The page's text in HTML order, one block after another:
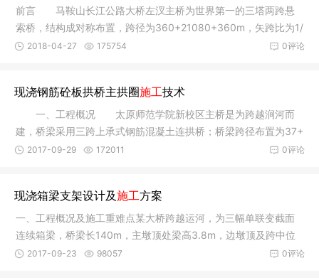
前言 马鞍山长江公路大桥左汊主桥为世界第一的三塔两跨悬
索桥，结构成对称布置，跨径为360+21080+360m，矢跨比为1/
9，主缆长3
0评论
2018-04-27 175754
现浇钢筋砼板拱桥主拱圈施工技术
一、工程概况 太原师范学院新校区主桥是为跨越涧河而
建，桥梁采用三跨上承式钢筋混凝土连拱桥；桥梁跨径布置为37+
56+37m，
0评论
2017-09-29 172011
现浇箱梁支架设计及施工方案
一、工程概况及施工重难点某大桥跨越运河，为三幅单联变截面
连续箱梁，桥梁长140m，主墩顶处梁高3.8m，边墩顶及跨中位
置梁高2m。
0评论
2017-09-23 98057